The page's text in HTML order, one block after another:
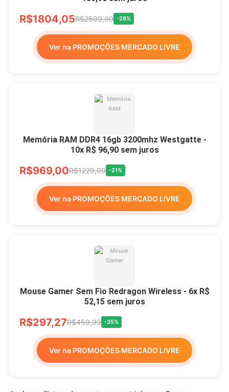
R$1804,05R$2509,00 -28%
Ver na PROMOÇÕES MERCADO LIVRE
Memória RAM DDR4 16gb 3200mhz Westgatte -
10x R$ 96,90 sem juros
R$969,00R$1229,00 -21%
Ver na PROMOÇÕES MERCADO LIVRE
Mouse Gamer Sem Fio Redragon Wireless - 6x R$
52,15 sem juros
R$297,27R$459,99 -35%
Ver na PROMOÇÕES MERCADO LIVRE